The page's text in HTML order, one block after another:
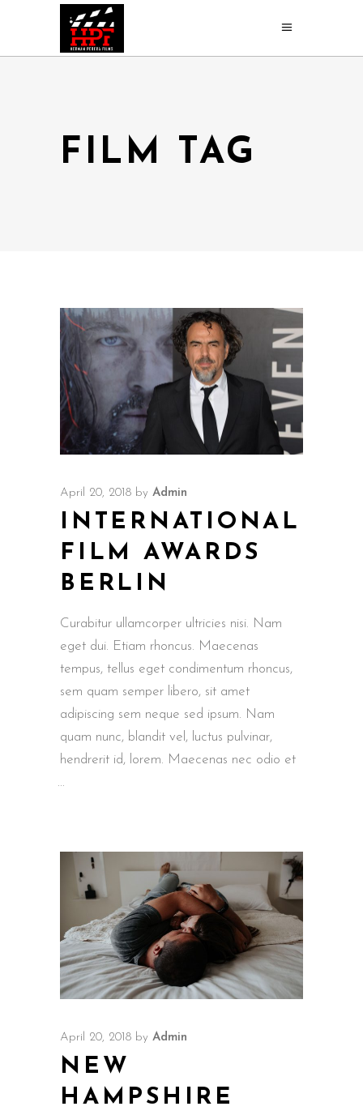
FILM TAG
April 20, 2018 by Admin
INTERNATIONAL
FILM AWARDS
BERLIN
Curabitur ullamcorper ultricies nisi. Nam
eget dui. Etiam rhoncus. Maecenas
tempus, tellus eget condimentum rhoncus,
sem quam semper libero, sit amet
adipiscing sem neque sed ipsum. Nam
quam nunc, blandit vel, luctus pulvinar,
hendrerit id, lorem. Maecenas nec odio et
April 20, 2018 by Admin
NEW
HAMPSHIRE